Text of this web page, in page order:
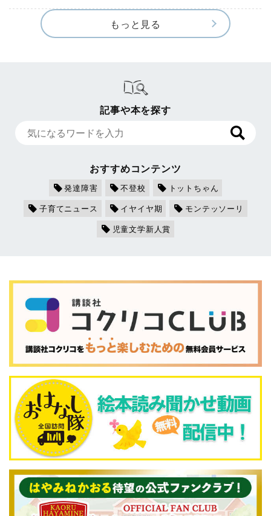
もっと見る
記事や本を探す
おすすめコンテンツ
発達障害 不登校
トットちゃん
子育てニュース
イヤイヤ期
モンテッソーリ
児童文学新人賞